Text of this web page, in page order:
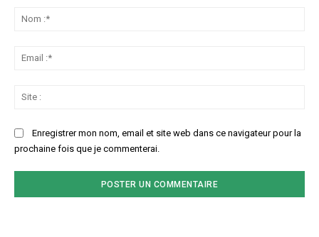
Enregistrer mon nom, email et site web dans ce navigateur pour la
prochaine fois que je commenterai.